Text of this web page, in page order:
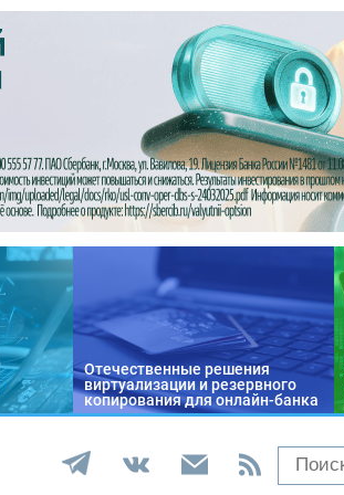
Отечественные решения
виртуализации и резервного
копирования для онлайн-банка